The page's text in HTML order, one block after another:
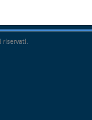
riservati.